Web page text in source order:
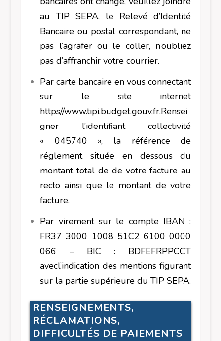
au TIP SEPA, le Relevé d’Identité
Bancaire ou postal correspondant, ne
pas l’agrafer ou le coller, n’oubliez
pas d’affranchir votre courrier.
Par carte bancaire en vous connectant
sur le site internet
https//www.tipi.budget.gouv.fr.Rensei
gner l’identifiant collectivité
« 045740 », la référence de
réglement située en dessous du
montant total de de votre facture au
recto ainsi que le montant de votre
facture.
Par virement sur le compte IBAN :
FR37 3000 1008 51C2 6100 0000
066 – BIC : BDFEFRPPCCT
avecl’indication des mentions figurant
sur la partie supérieure du TIP SEPA.
RENSEIGNEMENTS,
RÉCLAMATIONS,
DIFFICULTÉS DE PAIEMENTS